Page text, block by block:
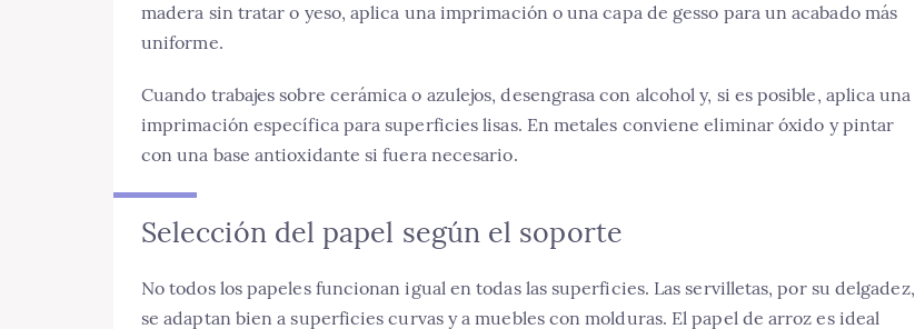
madera sin tratar o yeso, aplica una imprimación o una capa de gesso para un acabado más
uniforme.
Cuando trabajes sobre cerámica o azulejos, desengrasa con alcohol y, si es posible, aplica una
imprimación específica para superficies lisas. En metales conviene eliminar óxido y pintar
con una base antioxidante si fuera necesario.
Selección del papel según el soporte
No todos los papeles funcionan igual en todas las superficies. Las servilletas, por su delgadez,
se adaptan bien a superficies curvas y a muebles con molduras. El papel de arroz es ideal